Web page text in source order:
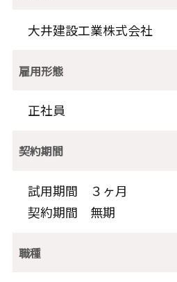
大井建設工業株式会社
雇用形態
正社員
契約期間
試用期間 ３ヶ月
契約期間 無期
職種